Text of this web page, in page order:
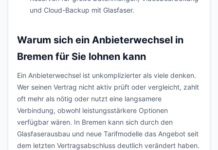
und Cloud-Backup mit Glasfaser.
Warum sich ein Anbieterwechsel in
Bremen für Sie lohnen kann
Ein Anbieterwechsel ist unkomplizierter als viele denken.
Wer seinen Vertrag nicht aktiv prüft oder vergleicht, zahlt
oft mehr als nötig oder nutzt eine langsamere
Verbindung, obwohl leistungsstärkere Optionen
verfügbar wären. In Bremen kann sich durch den
Glasfaserausbau und neue Tarifmodelle das Angebot seit
dem letzten Vertragsabschluss deutlich verändert haben.